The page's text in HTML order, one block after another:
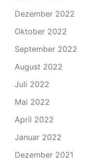
Dezember 2022
Oktober 2022
September 2022
August 2022
Juli 2022
Mai 2022
April 2022
Januar 2022
Dezember 2021